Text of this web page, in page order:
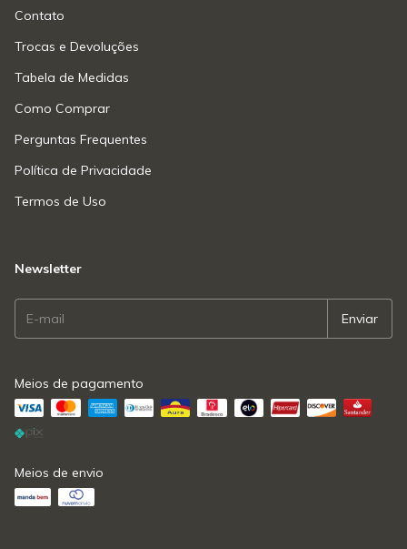
Contato
Trocas e Devoluções
Tabela de Medidas
Como Comprar
Perguntas Frequentes
Política de Privacidade
Termos de Uso
Newsletter
Meios de pagamento
Meios de envio